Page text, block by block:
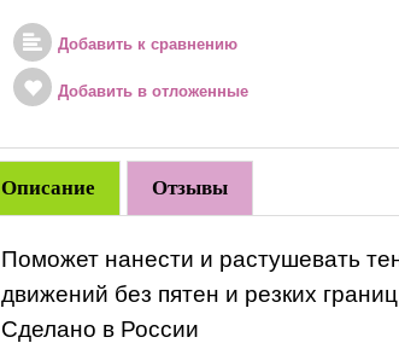
Добавить к сравнению
Добавить в отложенные
Описание Отзывы
Поможет нанести и растушевать
движений без пятен и резких
Сделано в России